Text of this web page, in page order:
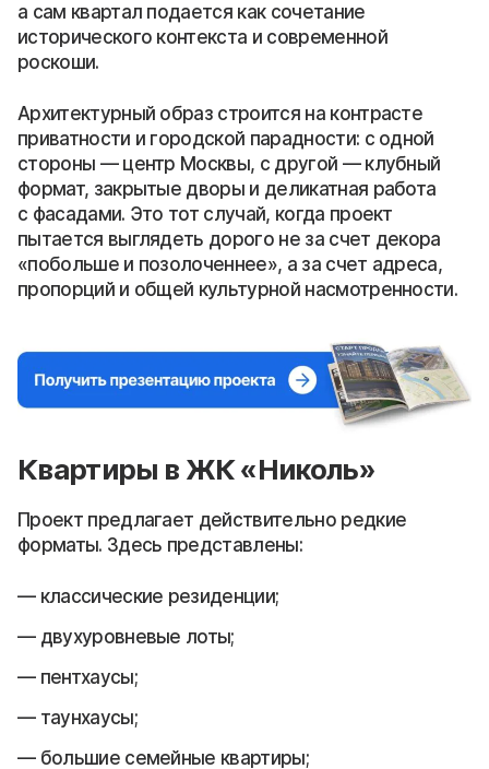
а сам квартал подается как сочетание
исторического контекста и современной
роскоши.
Архитектурный образ строится на контрасте
приватности и городской парадности: с одной
стороны — центр Москвы, с другой — клубный
формат, закрытые дворы и деликатная работа
с фасадами. Это тот случай, когда проект
пытается выглядеть дорого не за счет декора
«побольше и позолоченнее», а за счет адреса,
пропорций и общей культурной насмотренности.
Квартиры в ЖК «Николь»
Проект предлагает действительно редкие
форматы. Здесь представлены:
классические резиденции;
двухуровневые лоты;
пентхаусы;
таунхаусы;
большие семейные квартиры;